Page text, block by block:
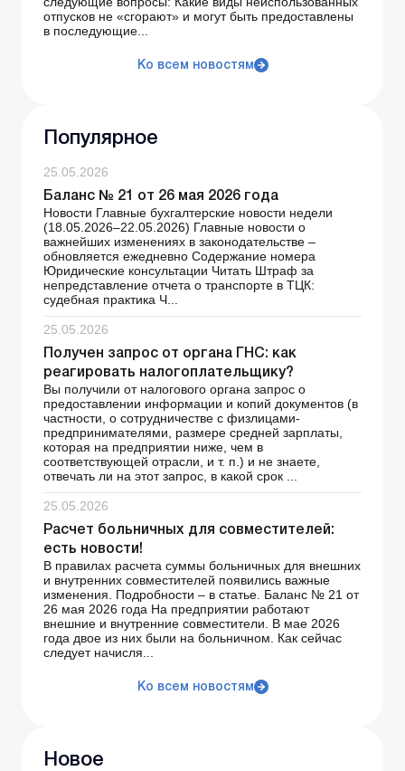
отпусков не «сгорают» и могут быть предоставлены
в последующие...
Ко всем новостям
Популярное
25.05.2026
Баланс № 21 от 26 мая 2026 года
Новости Главные бухгалтерские новости недели
(18.05.2026–22.05.2026) Главные новости о
важнейших изменениях в законодательстве –
обновляется ежедневно Содержание номера
Юридические консультации Читать Штраф за
непредставление отчета о транспорте в ТЦК:
судебная практика Ч...
25.05.2026
Получен запрос от органа ГНС: как
реагировать налогоплательщику?
Вы получили от налогового органа запрос о
предоставлении информации и копий документов (в
частности, о сотрудничестве с физлицами-
предпринимателями, размере средней зарплаты,
которая на предприятии ниже, чем в
соответствующей отрасли, и т. п.) и не знаете,
отвечать ли на этот запрос, в какой срок ...
25.05.2026
Расчет больничных для совместителей:
есть новости!
В правилах расчета суммы больничных для внешних
и внутренних совместителей появились важные
изменения. Подробности – в статье. Баланс № 21 от
26 мая 2026 года На предприятии работают
внешние и внутренние совместители. В мае 2026
года двое из них были на больничном. Как сейчас
следует начисля...
Ко всем новостям
Новое